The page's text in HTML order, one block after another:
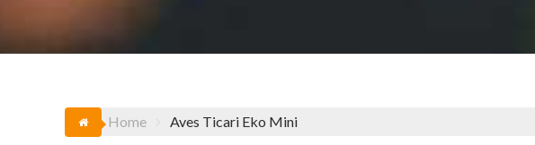
Home Aves Ticari Eko Mini